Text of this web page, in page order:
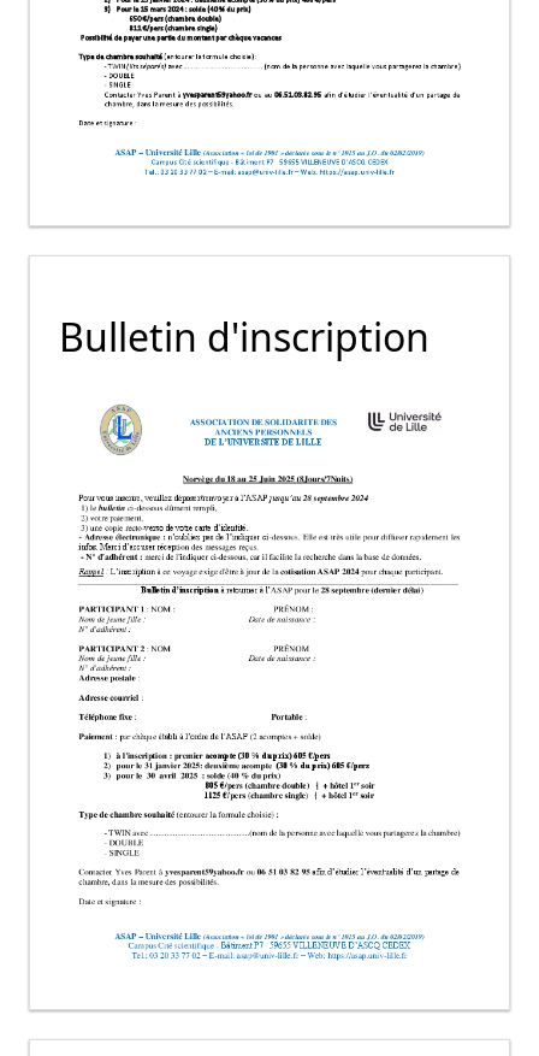
Bulletin d'inscription